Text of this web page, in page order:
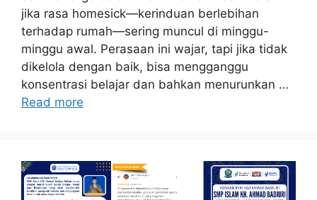
jika rasa homesick—kerinduan berlebihan
terhadap rumah—sering muncul di minggu-
minggu awal. Perasaan ini wajar, tapi jika tidak
dikelola dengan baik, bisa mengganggu
konsentrasi belajar dan bahkan menurunkan …
Read more